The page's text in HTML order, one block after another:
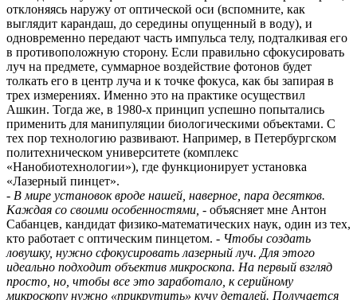
отклоняясь наружу от оптической оси (вспомните, как
выглядит карандаш, до середины опущенный в воду), и
одновременно передают часть импульса телу, подталкивая его
в противоположную сторону. Если правильно сфокусировать
луч на предмете, суммарное воздействие фотонов будет
толкать его в центр луча и к точке фокуса, как бы запирая в
трех измерениях. Именно это на практике осуществил
Ашкин. Тогда же, в 1980-х принцип успешно попытались
применить для манипуляции биологическими объектами. С
тех пор технологию развивают. Например, в Петербургском
политехническом университете (комплекс
«Нанобиотехнологии»), где функционирует установка
«Лазерный пинцет».
- В мире установок вроде нашей, наверное, пара десятков.
Каждая со своими особенностями, - объясняет мне Антон
Сабанцев, кандидат физико-математических наук, один из тех,
кто работает с оптическим пинцетом. - Чтобы создать
ловушку, нужно сфокусировать лазерный луч. Для этого
идеально подходит объектив микроскопа. На первый взгляд
просто, но, чтобы все это заработало, к серийному
микроскопу нужно «прикрутить» кучу деталей. Получается